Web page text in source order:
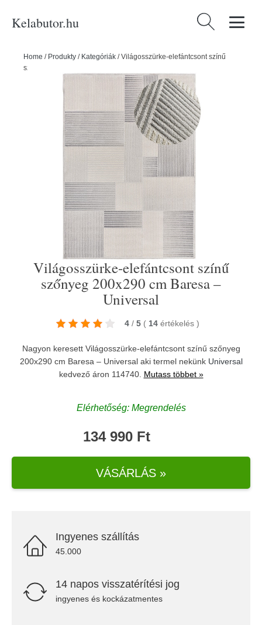
Kelabutor.hu Keresés:
Home / Produkty / Kategóriák /Világosszürke-elefántcsont színű
szőnyeg 200x290 cm Baresa – Universal
Világosszürke-elefántcsont színű
szőnyeg 200x290 cm Baresa –
Universal
4 / 5 ( 14 értékelés )
Nagyon keresett Világosszürke-elefántcsont színű szőnyeg
200x290 cm Baresa – Universal aki termel nekünk Universal
kedvező áron 114740. Mutass többet »
Elérhetőség: Megrendelés
134 990 Ft
VÁSÁRLÁS »
Ingyenes szállítás
45.000
14 napos visszatérítési jog
ingyenes és kockázatmentes